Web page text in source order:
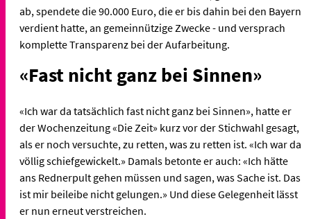
ab, spendete die 90.000 Euro, die er bis dahin bei den Bayern
verdient hatte, an gemeinnützige Zwecke - und versprach
komplette Transparenz bei der Aufarbeitung.
«Fast nicht ganz bei Sinnen»
«Ich war da tatsächlich fast nicht ganz bei Sinnen», hatte er
der Wochenzeitung «Die Zeit» kurz vor der Stichwahl gesagt,
als er noch versuchte, zu retten, was zu retten ist. «Ich war da
völlig schiefgewickelt.» Damals betonte er auch: «Ich hätte
ans Rednerpult gehen müssen und sagen, was Sache ist. Das
ist mir beileibe nicht gelungen.» Und diese Gelegenheit lässt
er nun erneut verstreichen.